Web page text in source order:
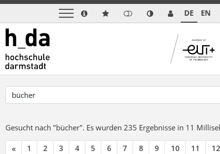
DE EN
Gesucht nach "bücher". Es wurden 235 Ergebnisse in 11
« 1 2 3 4 5 6 7 8 9 10 11 12